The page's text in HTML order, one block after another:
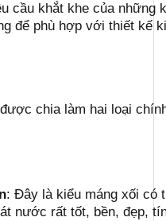
cầu khắt khe của những
để phù hợp với thiết kế
chia làm hai loại
: Đây là kiểu máng xối có
nước rất tốt, bền, đẹp,